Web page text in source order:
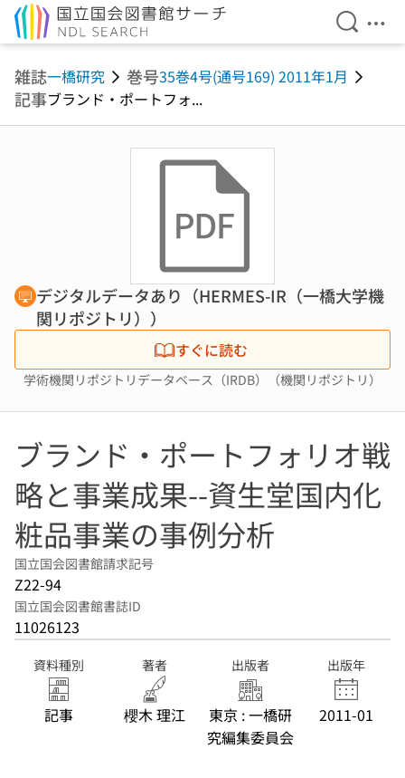
検索を
メ
雑誌一橋研究 巻号35巻4号(通号169) 2011年1月
記事ブランド・ポートフォ...
デジタルデータあり（HERMES-IR（一橋大学機
関リポジトリ））
すぐに読む
学術機関リポジトリデータベース（IRDB）（機関リポジトリ）
ブランド・ポートフォリオ戦
略と事業成果--資生堂国内化
粧品事業の事例分析
国立国会図書館請求記号
Z22-94
国立国会図書館書誌ID
11026123
資料種別
記事
著者
櫻木 理江
出版者
東京 : 一橋研
究編集委員会
出版年
2011-01